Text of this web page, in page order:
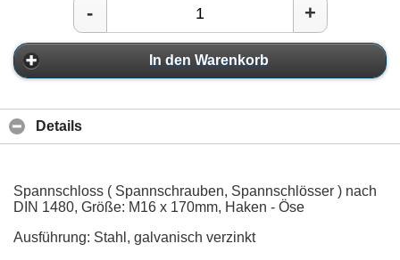
- +
In den Warenkorb
Details
Spannschloss ( Spannschrauben, Spannschlösser ) nach
DIN 1480, Größe: M16 x 170mm, Haken - Öse
Ausführung: Stahl, galvanisch verzinkt